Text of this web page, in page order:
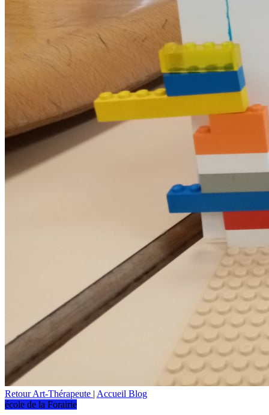
Retour Art-Thérapeute | Accueil Blog
école de la Forairie